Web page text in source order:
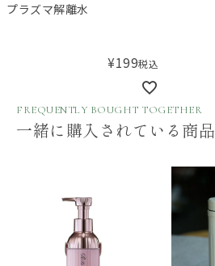
プラズマ解離水
¥199税込
FREQUENTLY BOUGHT TOGETHER
一緒に購入されている商品